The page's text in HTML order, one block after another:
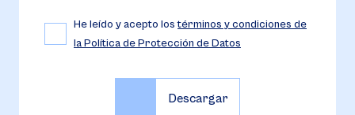
He leído y acepto lostérminos y condiciones de
la Política de Protección de Datos